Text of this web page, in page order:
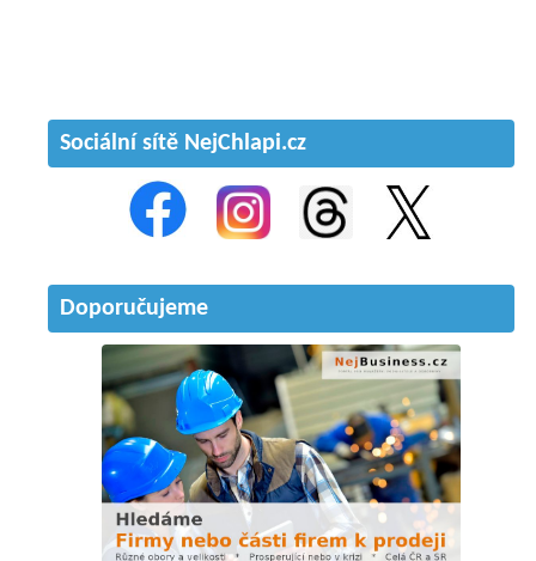
Sociální sítě NejChlapi.cz
Doporučujeme